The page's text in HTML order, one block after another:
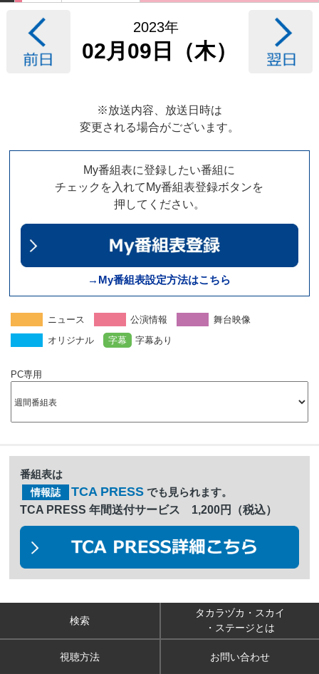
2023年
02月09日（木）
※放送内容、放送日時は
変更される場合がございます。
My番組表に登録したい番組に
チェックを入れてMy番組表登録ボタンを
押してください。
→My番組表設定方法はこちら
ニュース 公演情報
舞台映像
オリジナル
字幕 字幕あり
PC専用
番組表は
情報誌 TCA PRESS でも見られます。
TCA PRESS 年間送付サービス 1,200円（税込）
検索
タカラヅカ・スカイ
・ステージとは
視聴方法 お問い合わせ